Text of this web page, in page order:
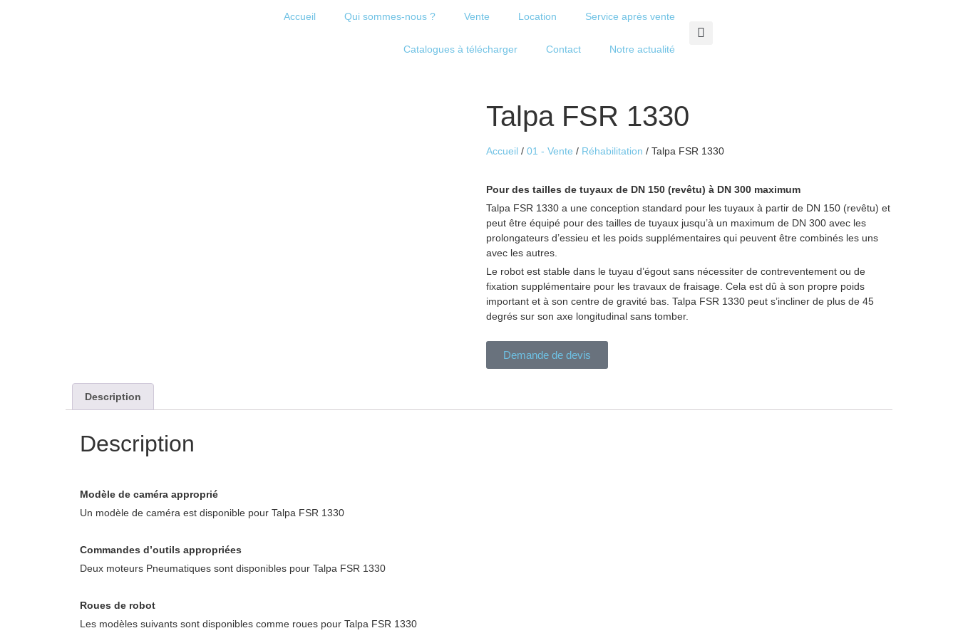
Accueil Qui sommes-nous ? Vente Location Service après vente
Catalogues à télécharger Contact Notre actualité
Talpa FSR 1330
Accueil / 01 - Vente / Réhabilitation / Talpa FSR 1330
Pour des tailles de tuyaux de DN 150 (revêtu) à DN 300 maximum
Talpa FSR 1330 a une conception standard pour les tuyaux à partir de DN 150 (revêtu) et
peut être équipé pour des tailles de tuyaux jusqu’à un maximum de DN 300 avec les
prolongateurs d’essieu et les poids supplémentaires qui peuvent être combinés les uns
avec les autres.
Le robot est stable dans le tuyau d’égout sans nécessiter de contreventement ou de
fixation supplémentaire pour les travaux de fraisage. Cela est dû à son propre poids
important et à son centre de gravité bas. Talpa FSR 1330 peut s’incliner de plus de 45
degrés sur son axe longitudinal sans tomber.
Demande de devis
Description
Description
Modèle de caméra approprié
Un modèle de caméra est disponible pour Talpa FSR 1330
Commandes d’outils appropriées
Deux moteurs Pneumatiques sont disponibles pour Talpa FSR 1330
Roues de robot
Les modèles suivants sont disponibles comme roues pour Talpa FSR 1330